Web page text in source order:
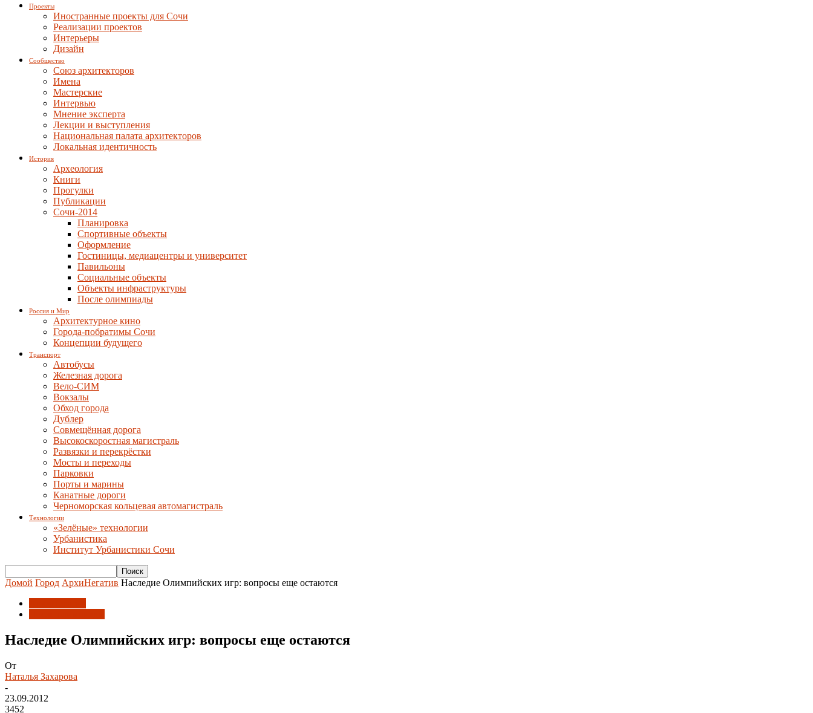
Проекты
Иностранные проекты для Сочи
Реализации проектов
Интерьеры
Дизайн
Сообщество
Союз архитекторов
Имена
Мастерские
Интервью
Мнение эксперта
Лекции и выступления
Национальная палата архитекторов
Локальная идентичность
История
Археология
Книги
Прогулки
Публикации
Сочи-2014
Планировка
Спортивные объекты
Оформление
Гостиницы, медиацентры и университет
Павильоны
Социальные объекты
Объекты инфраструктуры
После олимпиады
Россия и Мир
Архитектурное кино
Города-побратимы Сочи
Концепции будущего
Транспорт
Автобусы
Железная дорога
Вело-СИМ
Вокзалы
Обход города
Дублер
Совмещённая дорога
Высокоскоростная магистраль
Развязки и перекрёстки
Мосты и переходы
Парковки
Порты и марины
Канатные дороги
Черноморская кольцевая автомагистраль
Технологии
«Зелёные» технологии
Урбанистика
Институт Урбанистики Сочи
Домой Город АрхиНегатив Наследие Олимпийских игр: вопросы еще остаются
Наследие Олимпийских игр: вопросы еще остаются
От
Наталья Захарова
-
23.09.2012
3452